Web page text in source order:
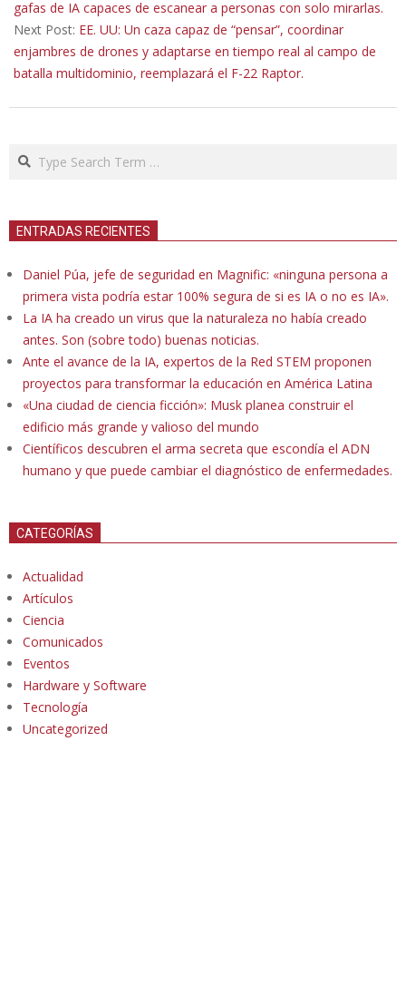
16
gafas de IA capaces de escanear a personas con solo mirarlas.
Next Post: EE. UU: Un caza capaz de “pensar”, coordinar
enjambres de drones y adaptarse en tiempo real al campo de
batalla multidominio, reemplazará el F-22 Raptor.
Search
ENTRADAS RECIENTES
Daniel Púa, jefe de seguridad en Magnific: «ninguna persona a
primera vista podría estar 100% segura de si es IA o no es IA».
La IA ha creado un virus que la naturaleza no había creado
antes. Son (sobre todo) buenas noticias.
Ante el avance de la IA, expertos de la Red STEM proponen
proyectos para transformar la educación en América Latina
«Una ciudad de ciencia ficción»: Musk planea construir el
edificio más grande y valioso del mundo
Científicos descubren el arma secreta que escondía el ADN
humano y que puede cambiar el diagnóstico de enfermedades.
CATEGORÍAS
Actualidad
Artículos
Ciencia
Comunicados
Eventos
Hardware y Software
Tecnología
Uncategorized